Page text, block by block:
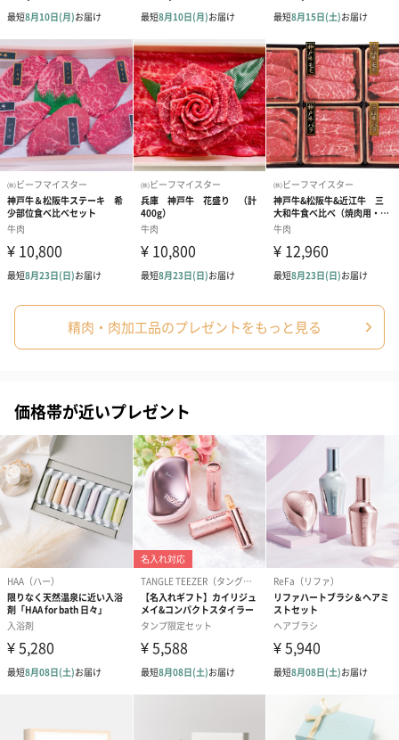
精肉・肉加工品のプレゼントをもっと見る
価格帯が近いプレゼント